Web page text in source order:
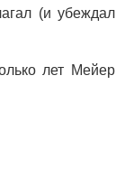
(и убеждал
лет Мейер